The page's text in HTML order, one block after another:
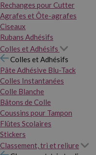
Rechanges pour Cutter
Agrafes et Ôte-agrafes
Ciseaux
Rubans Adhésifs
Colles et Adhésifs
Colles et Adhésifs
Pâte Adhésive Blu-Tack
Colles Instantanées
Colle Blanche
Bâtons de Colle
Coussins pour Tampon
Flûtes Scolaires
Stickers
Classement, tri et reliure